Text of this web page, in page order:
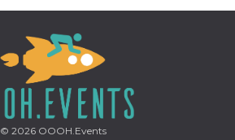
© 2026OOOH.Events